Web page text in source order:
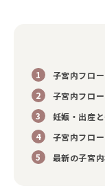
子宮内フロ
子宮内フロ
妊娠・出産
子宮内フロ
最新の子宮